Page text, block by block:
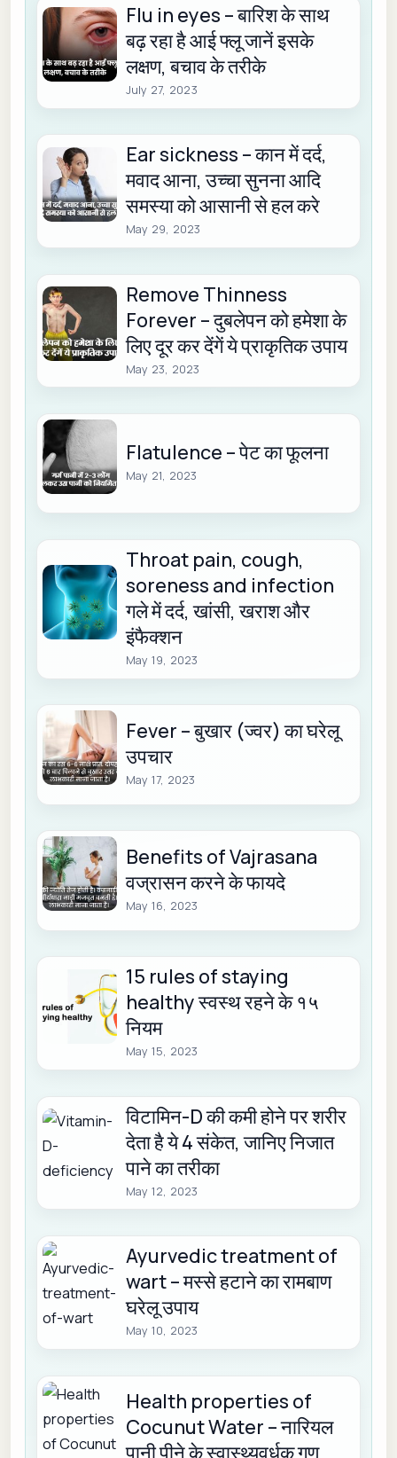
Flu in eyes – बारिश के साथ
बढ़ रहा है आई फ्लू जानें इसके
लक्षण, बचाव के तरीके
July 27, 2023
Ear sickness – कान में दर्द,
मवाद आना, उच्चा सुनना आदि
समस्या को आसानी से हल करे
May 29, 2023
Remove Thinness
Forever – दुबलेपन को हमेशा के
लिए दूर कर देंगें ये प्राकृतिक उपाय
May 23, 2023
Flatulence – पेट का फूलना
May 21, 2023
Throat pain, cough,
soreness and infection
गले में दर्द, खांसी, खराश और
इंफैक्शन
May 19, 2023
Fever – बुखार (ज्वर) का घरेलू
उपचार
May 17, 2023
Benefits of Vajrasana
वज्रासन करने के फायदे
May 16, 2023
15 rules of staying
healthy स्वस्थ रहने के १५
नियम
May 15, 2023
विटामिन-D की कमी होने पर शरीर
देता है ये 4 संकेत, जानिए निजात
पाने का तरीका
May 12, 2023
Ayurvedic treatment of
wart – मस्से हटाने का रामबाण
घरेलू उपाय
May 10, 2023
Health properties of
Cocunut Water – नारियल